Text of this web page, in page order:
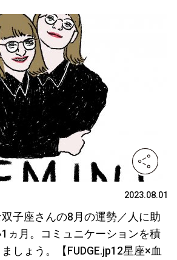
2023.08.01
子座さんの8月の運勢／人に助
ヵ月。コミュニケーションを積
しょう。【FUDGE.jp12星座×血